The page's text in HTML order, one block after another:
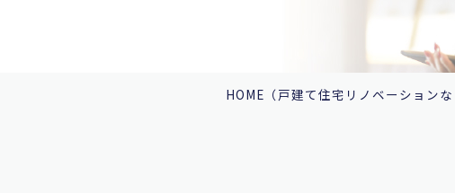
HOME （戸建て住宅リノベーション